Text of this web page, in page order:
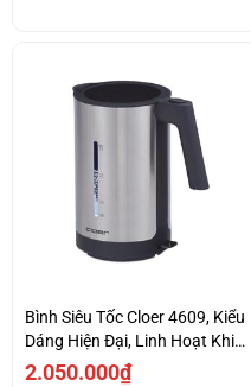
Bình Siêu Tốc Cloer 4609, Kiểu
Dáng Hiện Đại, Linh Hoạt Khi
Sử Dụng
2.050.000₫